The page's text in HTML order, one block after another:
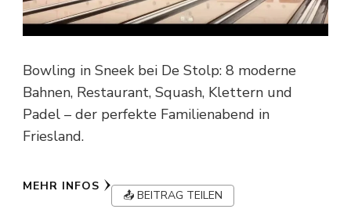
Bowling in Sneek bei De Stolp: 8 moderne
Bahnen, Restaurant, Squash, Klettern und
Padel – der perfekte Familienabend in
Friesland.
MEHR INFOS
📤 BEITRAG TEILEN